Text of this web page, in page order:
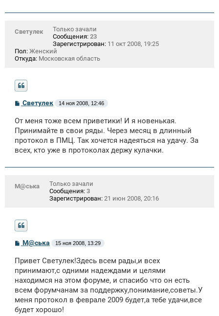
и
Светулек
Только зачали
Сообщения: 23
Зарегистрирован: 11 окт 2008, 19:25
Пол: Женский
Откуда: Московская область
С
о
б
щ
е
н
и
Светулек 14 ноя 2008, 12:46
От меня тоже всем приветики! И я новенькая.
Принимайте в свои ряды. Через месяц в длинный
протокол в ПМЦ. Так хочется надеяться на удачу. За
всех, кто уже в протоколах держу кулачки.
М@ська
Только зачали
Сообщения: 3
Зарегистрирован: 21 июн 2008, 20:16
С
о
б
щ
е
н
и
М@ська 15 ноя 2008, 13:29
Привет Светулек!Здесь всем рады,и всех
принимают,с одними надеждами и целями
находимся на этом форуме, и спасибо что он есть
всем форумчанам за поддержку,понимание,советы.У
меня протокол в феврале 2009 будет,а тебе удачи,все
будет хорошо!